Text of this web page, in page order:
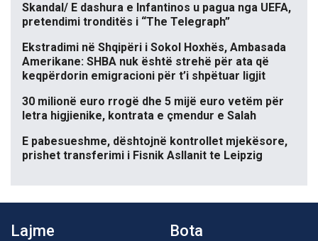
Skandal/ E dashura e Infantinos u pagua nga UEFA,
pretendimi tronditës i “The Telegraph”
Ekstradimi në Shqipëri i Sokol Hoxhës, Ambasada
Amerikane: SHBA nuk është strehë për ata që
keqpërdorin emigracioni për t’i shpëtuar ligjit
30 milionë euro rrogë dhe 5 mijë euro vetëm për
letra higjienike, kontrata e çmendur e Salah
E pabesueshme, dështojnë kontrollet mjekësore,
prishet transferimi i Fisnik Asllanit te Leipzig
Lajme Bota